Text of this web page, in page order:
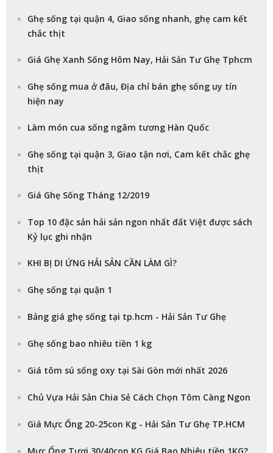
Ghẹ sống tại quận 4, Giao sống nhanh, ghẹ cam kết
chắc thịt
Giá Ghẹ Xanh Sống Hôm Nay, Hải Sản Tư Ghẹ Tphcm
Ghẹ sống mua ở đâu, Địa chỉ bán ghẹ sống uy tín
hiện nay
Làm món cua sống ngâm tương Hàn Quốc
Ghẹ sống tại quận 3, Giao tận nơi, Cam kết chắc ghẹ
thịt
Giá Ghẹ Sống Tháng 12/2019
Top 10 đặc sản hải sản ngon nhất đất Việt được sách
Kỷ lục ghi nhận
KHI BỊ DI ỨNG HẢI SẢN CẦN LÀM GÌ?
Ghẹ sống tại quận 1
Bảng giá ghẹ sống tại tp.hcm - Hải Sản Tư Ghẹ
Ghẹ sống bao nhiêu tiền 1 kg
Giá tôm sú sống oxy tại Sài Gòn mới nhất 2026
Chủ Vựa Hải Sản Chia Sẻ Cách Chọn Tôm Càng Ngon
Giá Mực Ống 20-25con Kg - Hải Sản Tư Ghẹ TP.HCM
Mực Ống Tươi 30/40con KG Giá Bao Nhiêu tiền 1KG?